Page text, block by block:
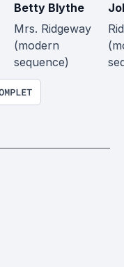
Betty Blythe
Mrs. Ridgeway
(modern
sequence)